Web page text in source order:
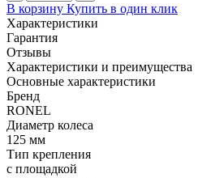
В корзину Купить в один клик
Характеристики
Гарантия
Отзывы
Характеристики и преимущества
Основные характеристики
Бренд
RONEL
Диаметр колеса
125 мм
Тип крепления
с площадкой